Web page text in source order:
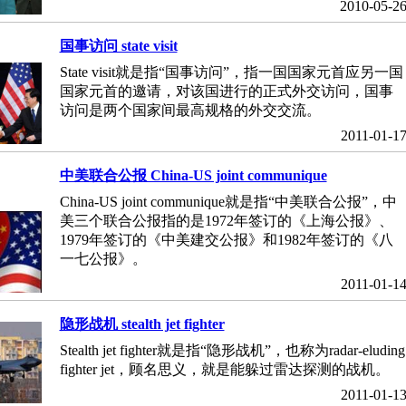
2010-05-26
国事访问 state visit
State visit就是指“国事访问”，指一国国家元首应另一国
国家元首的邀请，对该国进行的正式外交访问，国事
访问是两个国家间最高规格的外交交流。
2011-01-17
中美联合公报 China-US joint communique
China-US joint communique就是指“中美联合公报”，中
美三个联合公报指的是1972年签订的《上海公报》、
1979年签订的《中美建交公报》和1982年签订的《八
一七公报》。
2011-01-14
隐形战机 stealth jet fighter
Stealth jet fighter就是指“隐形战机”，也称为radar-eluding
fighter jet，顾名思义，就是能躲过雷达探测的战机。
2011-01-13